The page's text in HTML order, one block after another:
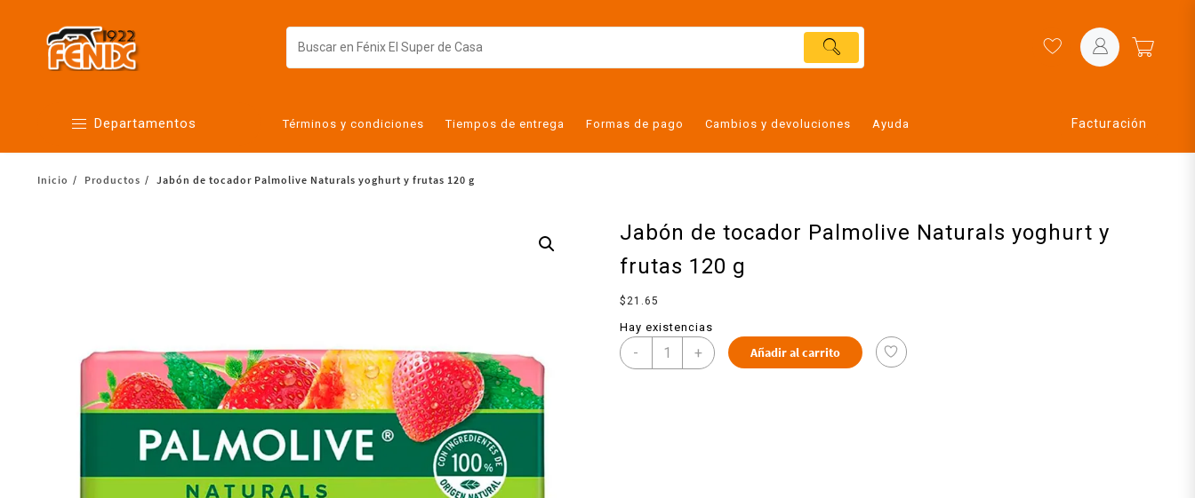
Departamentos
Alimentos
Cuidado personal
Lácteos
Limpieza del hogar
Términos y condiciones Tiempos de entrega Formas de pago Cambios y devoluciones Ayuda Facturación
Inicio Productos Jabón de tocador Palmolive Naturals yoghurt y frutas 120 g
Jabón de tocador Palmolive Naturals yoghurt y
frutas 120 g
$ 21.65
Hay existencias
- + Añadir al carrito